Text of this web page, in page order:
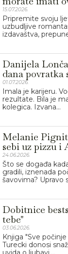
15.07.2026.
Pripremite svoju
uzbudljive
izdavaštva,
Danijela
dana povratka
01.07.2026.
Imala je karijeru.
rezultate. Bila je
kolegica. Izvana...
Melanie
sebi uz pizzu i
24.06.2026.
Što se događa
gradili, iznenada
šavovima? Upravo
Dobitnice
tebe"
03.06.2026.
Knjiga "Sve
Turecki donosi